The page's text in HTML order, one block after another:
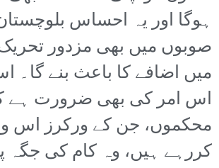
ہوگا اور یہ احساس
صوبوں میں بھی مزدور
میں اضافے کا باعث بنے گا۔
اس امر کی بھی ضرورت ہے
محکموں، جن کے ورکرز اس
کررہے ہیں، وہ کام کی جگہ